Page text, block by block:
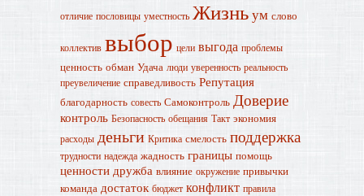
отличие пословицы уместность Жизньум слово
коллектив выбор цели выгода проблемы
ценность обман Удача люди уверенность реальность
преувеличение справедливость Репутация
благодарность совесть Самоконтроль Доверие
контроль Безопасность обещания Такт экономия
расходы деньги Критика смелость поддержка
трудности надежда жадность границы помощь
ценности дружба влияние окружение привычки
команда достаток бюджет конфликт правила